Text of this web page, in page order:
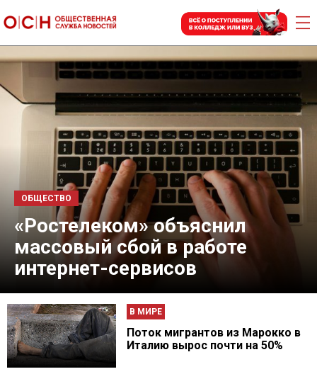
ОБЩЕСТВО
«Ростелеком» объяснил
массовый сбой в работе
интернет-сервисов
В МИРЕ
Поток мигрантов из Марокко в
Италию вырос почти на 50%